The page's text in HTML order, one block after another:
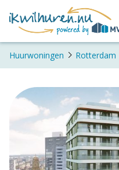
Huurwoningen Rotterdam